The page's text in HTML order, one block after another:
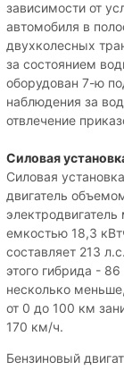
зависимости от
автомобиля в
двухколесных
за состоянием
оборудован 7-ю
наблюдения за
отвлечение
Силовая
Силовая
двигатель
емкостью 18,3
составляет 213
этого гибрида -
несколько
от 0 до 100 км
170 км/ч.
Бензиновый